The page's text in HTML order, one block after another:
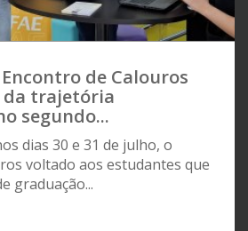
de Calouros
da trajetória
segundo...
dias 30 e 31 de julho, o
voltado aos estudantes que
graduação...